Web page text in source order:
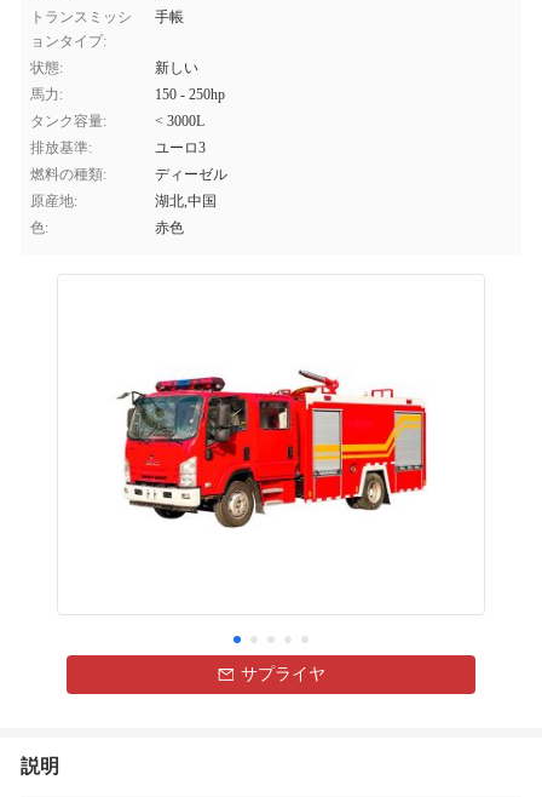
トランスミッシ
ョンタイプ:
手帳
状態:
新しい
馬力:
150 - 250hp
タンク容量:
< 3000L
排放基準:
ユーロ3
燃料の種類:
ディーゼル
原産地:
湖北,中国
色:
赤色
サプライヤ
説明